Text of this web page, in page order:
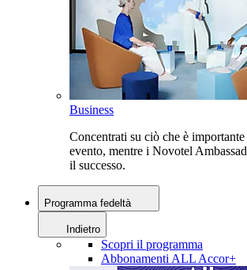
Business
Concentrati su ciò che è
evento, mentre i Novotel
il successo.
Programma fedeltà
Indietro
Scopri il programma
Abbonamenti ALL Accor+